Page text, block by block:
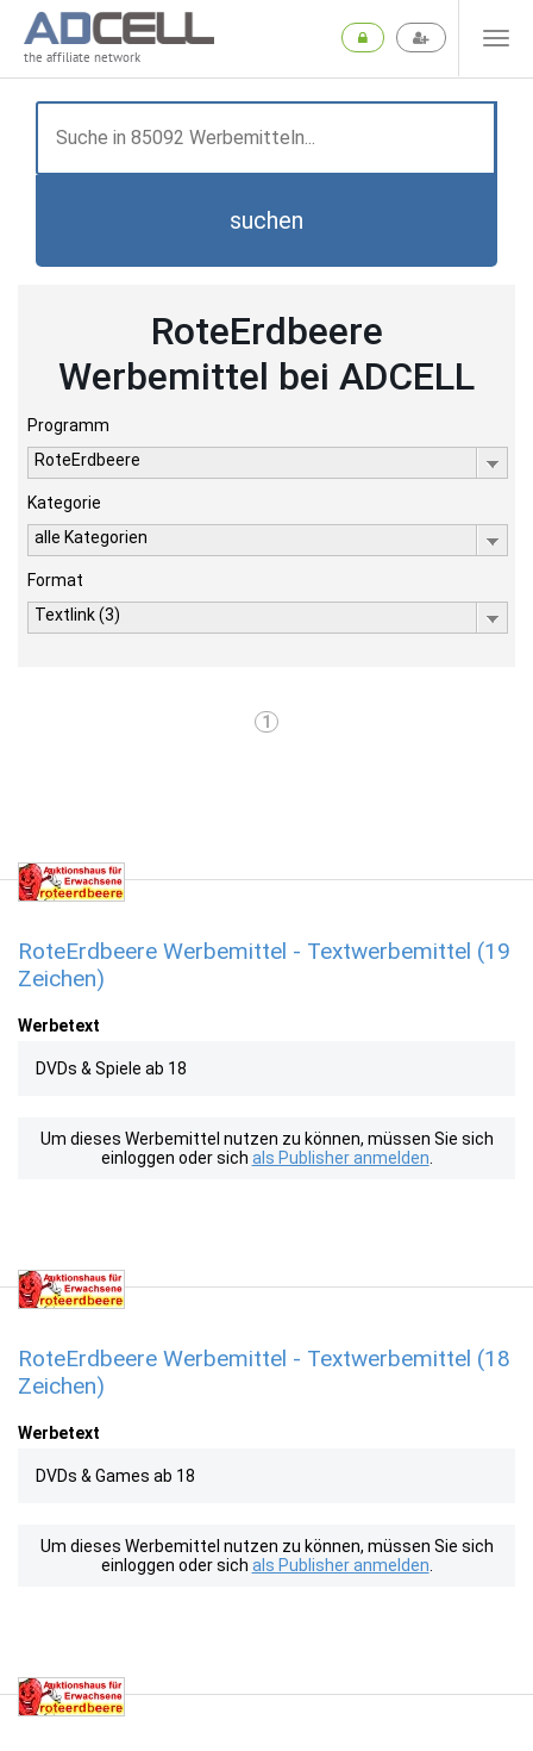
the affiliate network
suchen
RoteErdbeere
Werbemittel bei ADCELL
Programm
RoteErdbeere
Kategorie
alle Kategorien
Format
Textlink (3)
1
RoteErdbeere Werbemittel - Textwerbemittel (19
Zeichen)
Werbetext
DVDs & Spiele ab 18
Um dieses Werbemittel nutzen zu können, müssen Sie sich
einloggen oder sich als Publisher anmelden
RoteErdbeere Werbemittel - Textwerbemittel (18
Zeichen)
Werbetext
DVDs & Games ab 18
Um dieses Werbemittel nutzen zu können, müssen Sie sich
einloggen oder sich als Publisher anmelden